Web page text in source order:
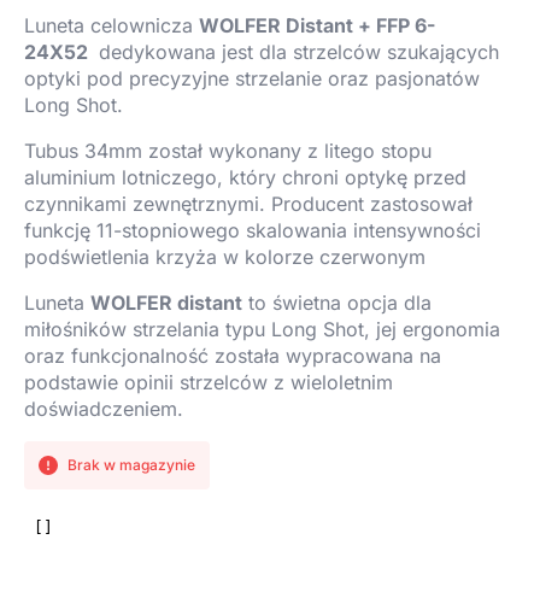
Luneta celownicza WOLFER Distant + FFP 6-
24X52 dedykowana jest dla strzelców szukających
optyki pod precyzyjne strzelanie oraz pasjonatów
Long Shot.
Tubus 34mm został wykonany z litego stopu
aluminium lotniczego, który chroni optykę przed
czynnikami zewnętrznymi. Producent zastosował
funkcję 11-stopniowego skalowania intensywności
podświetlenia krzyża w kolorze czerwonym
Luneta WOLFER distant to świetna opcja dla
miłośników strzelania typu Long Shot, jej ergonomia
oraz funkcjonalność została wypracowana na
podstawie opinii strzelców z wieloletnim
doświadczeniem.
Brak w magazynie